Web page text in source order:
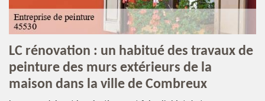
LC rénovation : un habitué des travaux de
peinture des murs extérieurs de la
maison dans la ville de Combreux